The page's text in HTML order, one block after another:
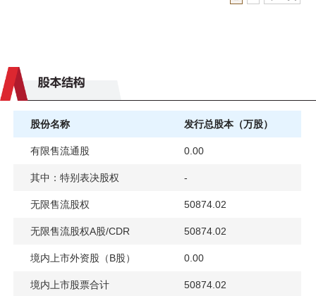
股份名称 发行总股本（万股）
有限售流通股 0.00
其中：特别表决股权 -
无限售流股权 50874.02
无限售流股权A股/CDR 50874.02
境内上市外资股（B股） 0.00
境内上市股票合计 50874.02